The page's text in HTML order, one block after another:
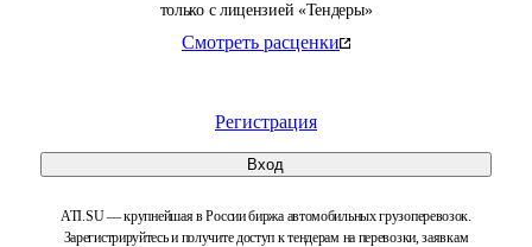
только с лицензией «Тендеры»
Смотреть расценки
Регистрация
Вход
ATI.SU — крупнейшая в России биржа автомобильных грузоперевозок.
Зарегистрируйтесь и получите доступ к тендерам на перевозки, заявкам